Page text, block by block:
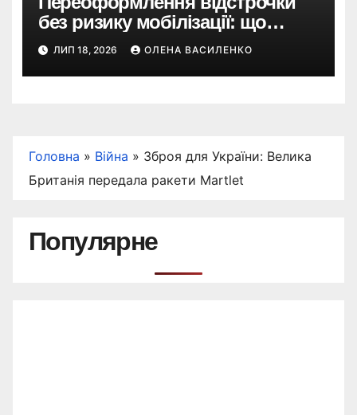
без ризику мобілізації: що
змінив Кабмін і як це
використати
ЛИП 18, 2026 ОЛЕНА ВАСИЛЕНКО
Головна » Війна » Зброя для України: Велика
Британія передала ракети Martlet
Популярне